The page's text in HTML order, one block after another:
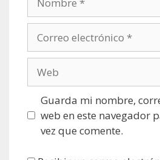
electrónico
Guarda mi nombre,
web en este navegador
vez que comente.